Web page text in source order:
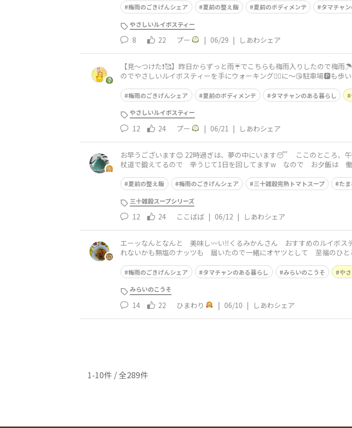
梅雨のごきげんシェア 夏前の整え飯 夏前のボディメンテ タマチャ
やさしいルイボスティー
8 22 プー | 06/29 | しあわシェア
【見〜つけた❗️🥰】​昨日からずっと雨☔でこちらも梅雨入りしたので梅
のでやさしいルイボスティーを手にウォーキング🚶‍♀️に〜😘駐車場🅿️も
梅雨のごきげんシェア 夏前のボディメンテ タマチャンのある暮らし
やさしいルイボスティー
12 24 プー | 06/21 | しあわシェア
お早うございます😊 22時過ぎは、夢の中にいます😴 ここのところ
杖道で鍛えてるので 辛うじて1日を回してますw なので お夕飯は 働いている所のお
夏前の整え飯 梅雨のごきげんシェア 三十雑穀完熟トマトスープ た
三十雑穀スープシリーズ
12 24 ここばば | 06/12 | しあわシェア
エーッなんとなんと 美味し〰️い‼️くるみかんさん おすすめのルイボ
れないかも無塩のナッツも 届いたので一緒にオヤツとして 至福のひ
梅雨のごきげんシェア タマチャンのある暮らし みらいのこうそ や
みらいのこうそ
14 22 ひまわり | 06/10 | しあわシェア
1-10件 / 全289件